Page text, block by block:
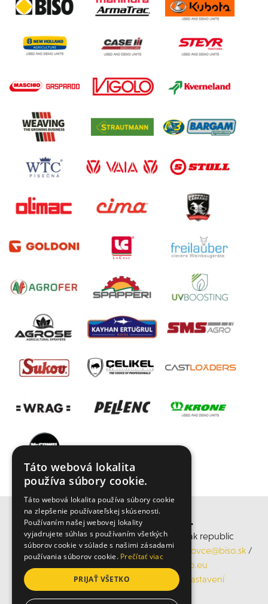
BISO SCHRATTENECKER s.r.o.
středisko Rohovce, Rohovce 290, Slovak republic
Mobil: +421 905 945 118, Email:obchodrohovce@biso.sk/
www.biso.eu
ochrana osobních údajů
Cookies nastavení
Táto webová lokalita
používa súbory cookie.
Táto webová lokalita používa súbory cookie
na zlepšenie používateľskej skúsenosti.
Používaním našej webovej lokality
vyjadrujete súhlas s používaním všetkých
súborov cookie v súlade s našimi zásadami
používania súborov cookie. Prečítať viac
PRIJAŤ VŠETKO